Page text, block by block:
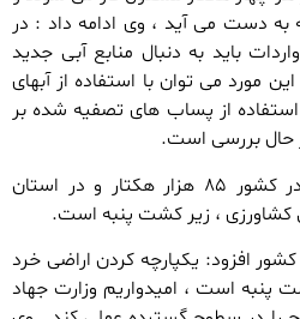
از پنبه به دست می آید ، وی ادامه داد : در
باید به دنبال منابع آبی جدید
مورد می توان با استفاده از آبهای
استفاده از پساب های تصفیه شده بر
حال بررسی است.
وی همچنین گفت : امسال در کشور ۸۵ هزار هکتار و در استان
افزود: یکپارچه کردن اراضی خرد
پنبه است ، امیدواریم وزارت جهاد